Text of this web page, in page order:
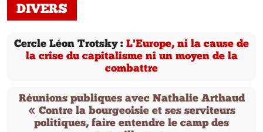
DIVERS
Cercle Léon Trotsky : L'Europe, ni la cause de
la crise du capitalisme ni un moyen de la
combattre
Réunions publiques avec Nathalie Arthaud
« Contre la bourgeoisie et ses serviteurs
politiques, faire entendre le camp des